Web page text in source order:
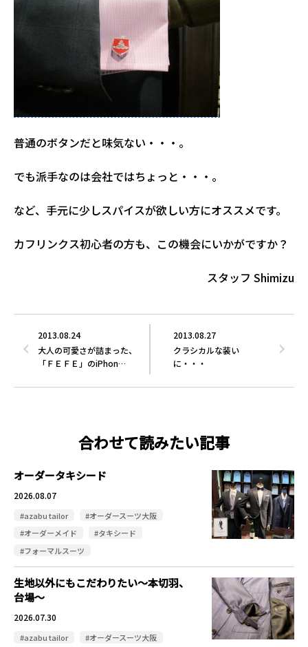
普通のボタンだと味気ない・・・。
でも派手なのは会社ではちょっと・・・。
など、手元に少しスパイスが欲しい方にオススメです。
カフリンクス初心者の方も、この機会にいかがですか？
スタッフ Shimizu
2013.08.27
クラシカルな装い
に・・・
2013.08.24
大人の可愛さが詰まった、
「ＦＥＦＥ」のiPhon…
合わせて読みたい記事
オーダータキシード
2026.08.07
#azabu tailor
#オーダースーツ大阪
#オーダーメイド
#タキシード
#フォーマルスーツ
生地以外にもこだわりたい～本切羽、
台場～
2026.07.30
#azabu tailor #オーダースーツ大阪